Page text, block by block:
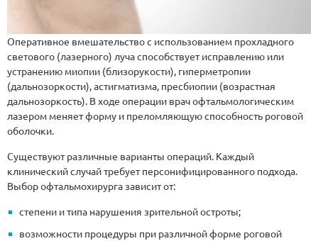
Оперативное вмешательство с использованием прохладного
светового (лазерного) луча способствует исправлению или
устранению миопии (близорукости), гиперметропии
(дальнозоркости), астигматизма, пресбиопии (возрастная
дальнозоркость). В ходе операции врач офтальмологическим
лазером меняет форму и преломляющую способность роговой
оболочки.
Существуют различные варианты операций. Каждый
клинический случай требует персонифицированного подхода.
Выбор офтальмохирурга зависит от:
степени и типа нарушения зрительной остроты;
возможности процедуры при различной форме роговой